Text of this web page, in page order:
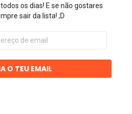
os dias! E se não gostares
sair da lista! ;D
O TEU EMAIL